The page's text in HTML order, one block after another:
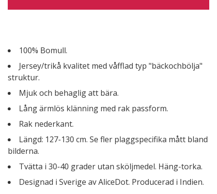
100% Bomull.
Jersey/trikå kvalitet med våfflad typ "bäckochbölja"
struktur.
Mjuk och behaglig att bära.
Lång ärmlös klänning med rak passform.
Rak nederkant.
Längd: 127-130 cm. Se fler plaggspecifika mått bland
bilderna.
Tvätta i 30-40 grader utan sköljmedel. Häng-torka.
Designad i Sverige av AliceDot. Producerad i Indien.